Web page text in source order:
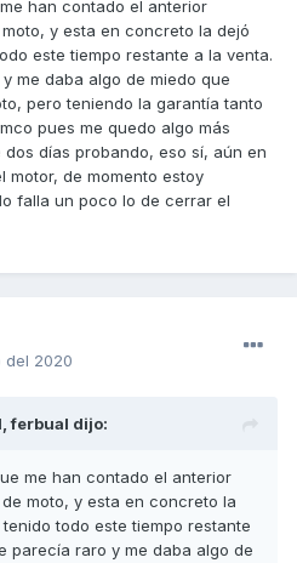
han contado el anterior
y esta en concreto la dejó
este tiempo restante a la venta.
me daba algo de miedo que
pero teniendo la garantía tanto
pues me quedo algo más
días probando, eso sí, aún en
motor, de momento estoy
falla un poco lo de cerrar el
del 2020
ferbual dijo:
me han contado el anterior
moto, y esta en concreto la
todo este tiempo restante
parecía raro y me daba algo de